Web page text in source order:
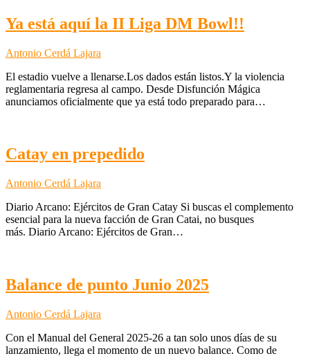
Ya está aquí la II Liga DM Bowl!!
Antonio Cerdá Lajara
El estadio vuelve a llenarse.Los dados están listos.Y la violencia
reglamentaria regresa al campo. Desde Disfunción Mágica
anunciamos oficialmente que ya está todo preparado para…
Catay en prepedido
Antonio Cerdá Lajara
Diario Arcano: Ejércitos de Gran Catay Si buscas el complemento
esencial para la nueva facción de Gran Catai, no busques
más. Diario Arcano: Ejércitos de Gran…
Balance de punto Junio 2025
Antonio Cerdá Lajara
Con el Manual del General 2025-26 a tan solo unos días de su
lanzamiento, llega el momento de un nuevo balance. Como de